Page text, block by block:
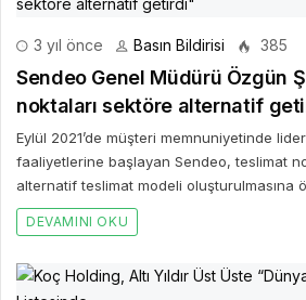
3 yıl önce Basın Bildirisi 385
Sendeo Genel Müdürü Özgün
noktaları sektöre alternatif
Eylül 2021’de müşteri memnuniyetinde
faaliyetlerine başlayan Sendeo, teslimat
alternatif teslimat modeli oluşturulmasına
DEVAMINI OKU